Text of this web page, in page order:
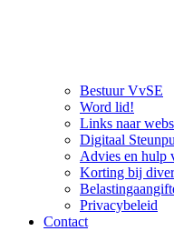
Bestuur VvSE
Word lid!
Links naar
Digitaal
Advies en hulp
Korting bij
Privacybeleid
Contact